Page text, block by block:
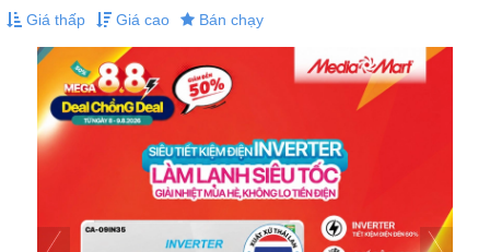
Giá thấp Giá cao Bán chạy